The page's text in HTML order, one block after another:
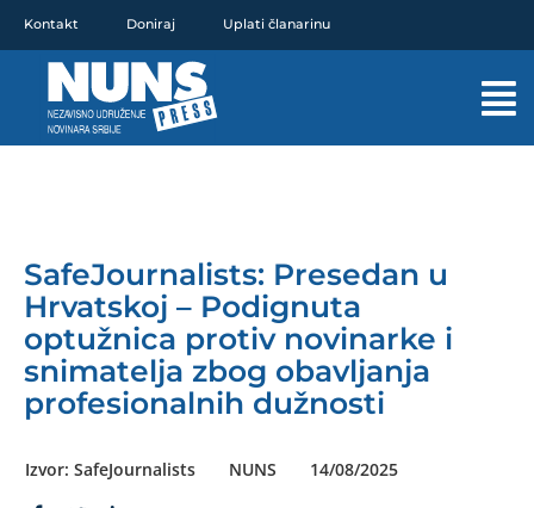
sadržaj
Kontakt Doniraj Uplati članarinu
SafeJournalists: Presedan u
Hrvatskoj – Podignuta
optužnica protiv novinarke i
snimatelja zbog obavljanja
profesionalnih dužnosti
Izvor: SafeJournalists NUNS 14/08/2025